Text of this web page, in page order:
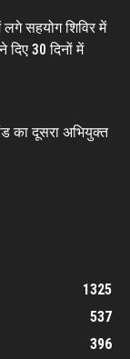
सहयोग शिविर में
30 दिनों में
का दूसरा अभियुक्त
1325
537
396